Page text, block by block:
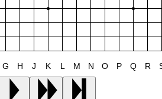
G H J K L M N O P Q R